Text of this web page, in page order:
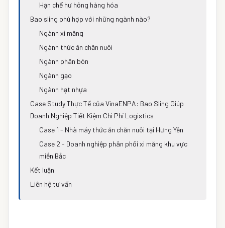
Hạn chế hư hỏng hàng hóa
Bao sling phù hợp với những ngành nào?
Ngành xi măng
Ngành thức ăn chăn nuôi
Ngành phân bón
Ngành gạo
Ngành hạt nhựa
Case Study Thực Tế của VinaENPA: Bao Sling Giúp
Doanh Nghiệp Tiết Kiệm Chi Phí Logistics
Case 1 - Nhà máy thức ăn chăn nuôi tại Hưng Yên
Case 2 - Doanh nghiệp phân phối xi măng khu vực
miền Bắc
Kết luận
Liên hệ tư vấn